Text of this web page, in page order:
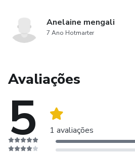
Anelaine mengali
7 Ano Hotmarter
Avaliações
5 1 avaliações